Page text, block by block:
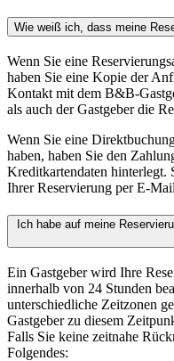
Wie weiß ich, dass meine
Wenn Sie eine
haben Sie eine Kopie der
Kontakt mit dem B&B-
als auch der Gastgeber die
Wenn Sie eine
haben, haben Sie den
Kreditkartendaten hinterlegt.
Ihrer Reservierung per E-
Ich habe auf meine
Ein Gastgeber wird Ihre
innerhalb von 24 Stunden
unterschiedliche Zeitzonen
Gastgeber zu diesem
Falls Sie keine zeitnahe
Folgendes: